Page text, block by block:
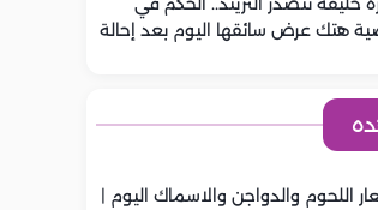
هتك عرض سائقها اليوم بعد إحالة
اللحوم والدواجن والاسماك اليوم |